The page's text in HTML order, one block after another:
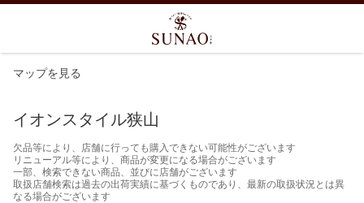
マップを見る
イオンスタイル狭山
欠品等により、店舗に行っても購入できない可能性がございます
リニューアル等により、商品が変更になる場合がございます
一部、検索できない商品、並びに店舗がございます
取扱店舗検索は過去の出荷実績に基づくものであり、最新の取扱状況とは異
なる場合がございます